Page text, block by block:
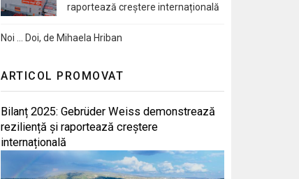
raportează creștere internațională
Noi … Doi, de Mihaela Hriban
ARTICOL PROMOVAT
Bilanț 2025: Gebrüder Weiss demonstrează
reziliență și raportează creștere
internațională